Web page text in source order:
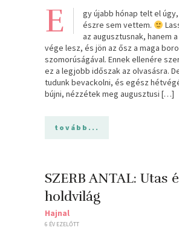
E
gy újabb hónap telt el
észre sem vettem.
az augusztusnak, hanem
vége lesz, és jön az ősz a maga
szomorúságával. Ennek ellenére
ez a legjobb időszak az olvasásra.
tudunk bevackolni, és egész
bújni, nézzétek meg augusztusi […]
tovább...
SZERB ANTAL: Utas
holdvilág
Hajnal
6 ÉV EZELŐTT